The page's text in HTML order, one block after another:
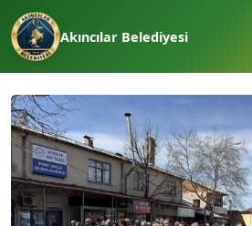
Akıncılar Belediyesi